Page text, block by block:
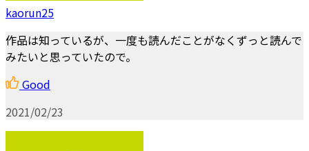
kaorun25
作品は知っているが、一度も読んだことがなくずっと読んで
みたいと思っていたので。
Good
2021/02/23